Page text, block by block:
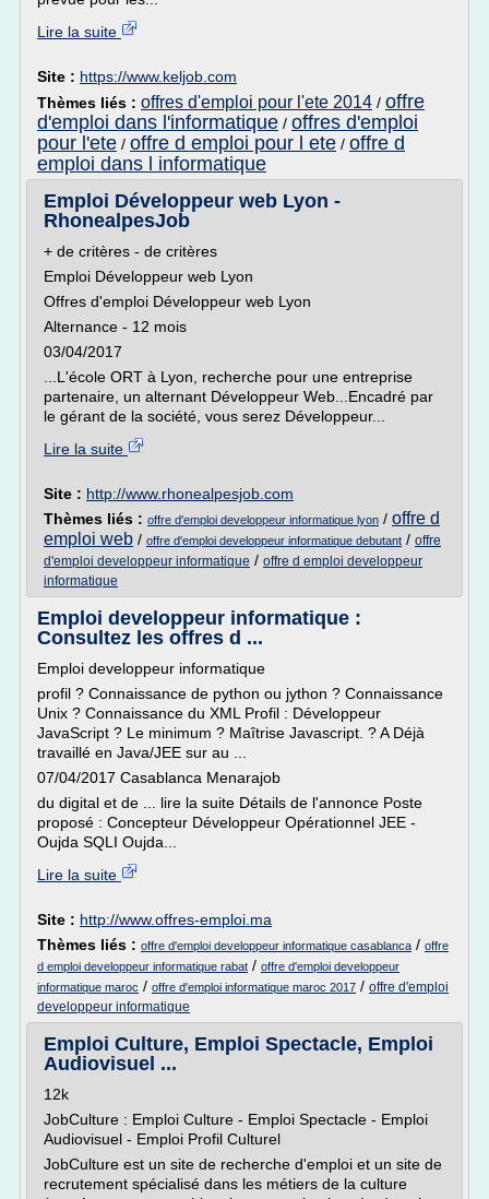
Lire la suite
Site : https://www.keljob.com
Thèmes liés : offres d'emploi pour l'ete 2014 / offre
d'emploi dans l'informatique / offres d'emploi
pour l'ete / offre d emploi pour l ete / offre d
emploi dans l informatique
Emploi Développeur web Lyon -
RhonealpesJob
+ de critères - de critères
Emploi Développeur web Lyon
Offres d'emploi Développeur web Lyon
Alternance - 12 mois
03/04/2017
...L'école ORT à Lyon, recherche pour une entreprise
partenaire, un alternant Développeur Web...Encadré par
le gérant de la société, vous serez Développeur...
Lire la suite
Site : http://www.rhonealpesjob.com
Thèmes liés : offre d'emploi developpeur informatique lyon / offre d
emploi web / offre d'emploi developpeur informatique debutant / offre
d'emploi developpeur informatique / offre d emploi developpeur
informatique
Emploi developpeur informatique :
Consultez les offres d ...
Emploi developpeur informatique
profil ? Connaissance de python ou jython ? Connaissance
Unix ? Connaissance du XML Profil : Développeur
JavaScript ? Le minimum ? Maîtrise Javascript. ? A Déjà
travaillé en Java/JEE sur au ...
07/04/2017 Casablanca Menarajob
du digital et de ... lire la suite Détails de l'annonce Poste
proposé : Concepteur Développeur Opérationnel JEE -
Oujda SQLI Oujda...
Lire la suite
Site : http://www.offres-emploi.ma
Thèmes liés : offre d'emploi developpeur informatique casablanca / offre
d emploi developpeur informatique rabat / offre d'emploi developpeur
informatique maroc / offre d'emploi informatique maroc 2017 / offre d'emploi
developpeur informatique
Emploi Culture, Emploi Spectacle, Emploi
Audiovisuel ...
12k
JobCulture : Emploi Culture - Emploi Spectacle - Emploi
Audiovisuel - Emploi Profil Culturel
JobCulture est un site de recherche d'emploi et un site de
recrutement spécialisé dans les métiers de la culture